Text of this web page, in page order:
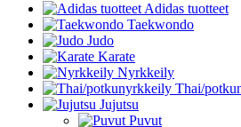
Adidas tuotteet
Taekwondo
Judo
Karate
Nyrkkeily
Thai/
Jujutsu
Puvut